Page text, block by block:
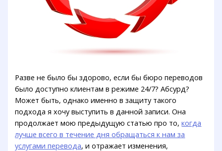
Разве не было бы здорово, если бы бюро переводов
было доступно клиентам в режиме 24/7? Абсурд?
Может быть, однако именно в защиту такого
подхода я хочу выступить в данной записи. Она
продолжает мою предыдущую статью про то,когда
лучше всего в течение дня обращаться к нам за
услугами перевода, и отражает изменения,